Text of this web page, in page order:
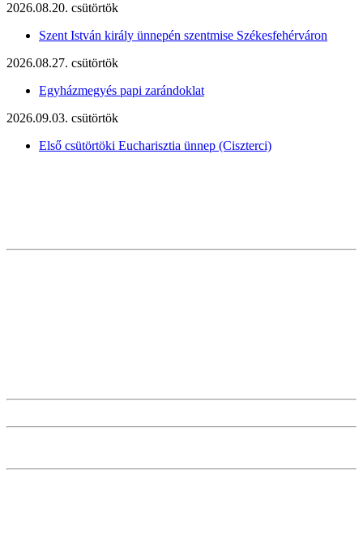
2026.08.20. csütörtök
Szent István király ünnepén szentmise Székesfehérváron
2026.08.27. csütörtök
Egyházmegyés papi zarándoklat
2026.09.03. csütörtök
Első csütörtöki Eucharisztia ünnep (Ciszterci)